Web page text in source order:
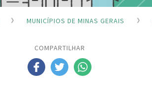
MUNICÍPIOS DE MINAS GERAIS
COMPARTILHAR